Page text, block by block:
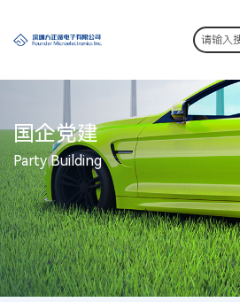
国企党建
Party Building